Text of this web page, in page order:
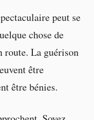
peut se
chose de
La guérison
être
être bénies.